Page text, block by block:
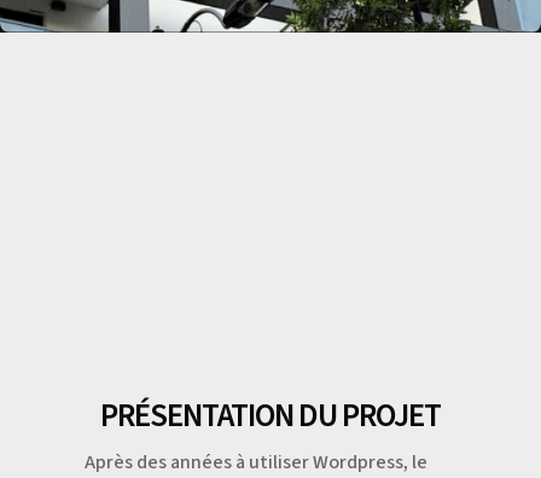
PRÉSENTATION DU PROJET
Après des années à utiliser Wordpress, le